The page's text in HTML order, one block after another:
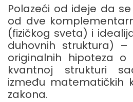
Polazeći od ideje da se
od dve
(fizičkog sveta) i
duhovnih struktura) –
originalnih hipoteza o
kvantnoj strukturi
između matematičkih
zakona.